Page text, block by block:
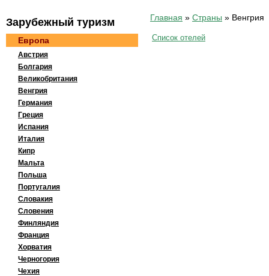
Главная » Страны » Венгрия
Список отелей
Зaрубeжный тypизм
Европа
Австрия
Болгария
Великобритания
Венгрия
Германия
Греция
Испания
Италия
Кипр
Мальта
Польша
Португалия
Словакия
Словения
Финляндия
Франция
Хорватия
Черногория
Чехия